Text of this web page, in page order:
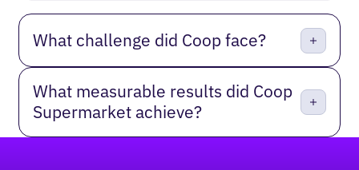
What challenge did Coop face?
What measurable results did Coop
Supermarket achieve?